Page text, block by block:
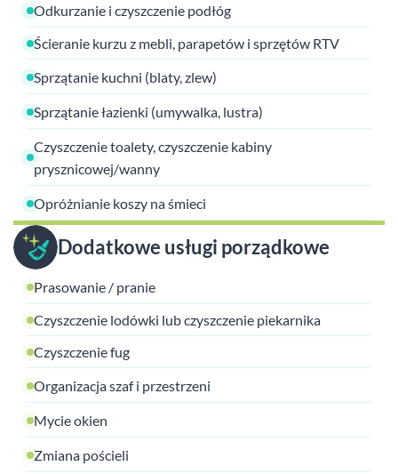
Odkurzanie i czyszczenie podłóg
Ścieranie kurzu z mebli, parapetów i sprzętów RTV
Sprzątanie kuchni (blaty, zlew)
Sprzątanie łazienki (umywalka, lustra)
Czyszczenie toalety, czyszczenie kabiny
prysznicowej/wanny
Opróżnianie koszy na śmieci
Dodatkowe usługi porządkowe
Prasowanie / pranie
Czyszczenie lodówki lub czyszczenie piekarnika
Czyszczenie fug
Organizacja szaf i przestrzeni
Mycie okien
Zmiana pościeli